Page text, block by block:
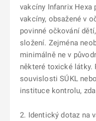
vakcíny Infanrix Hexa
vakcíny, obsažené v
povinné očkování
složení. Zejména
minimálně ne v
některé toxické látky.
souvislosti SÚKL
instituce kontrolu,
2. Identický dotaz na